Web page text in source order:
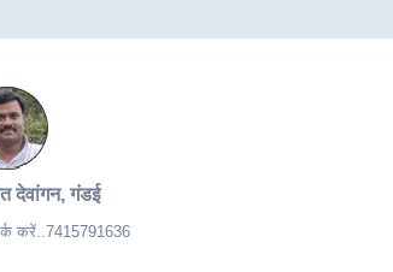
देवांगन, गंडई
करें..7415791636